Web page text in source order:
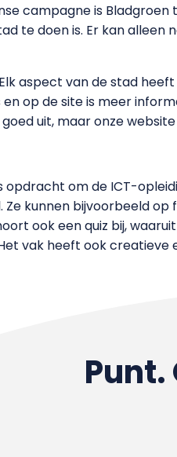
campagne is Bladgroen
te doen is. Er kan
aspect van de stad
op de site is meer
goed uit, maar onze
opdracht om de ICT-
kunnen bijvoorbeeld
ook een quiz bij,
vak heeft ook creatieve
Punt.